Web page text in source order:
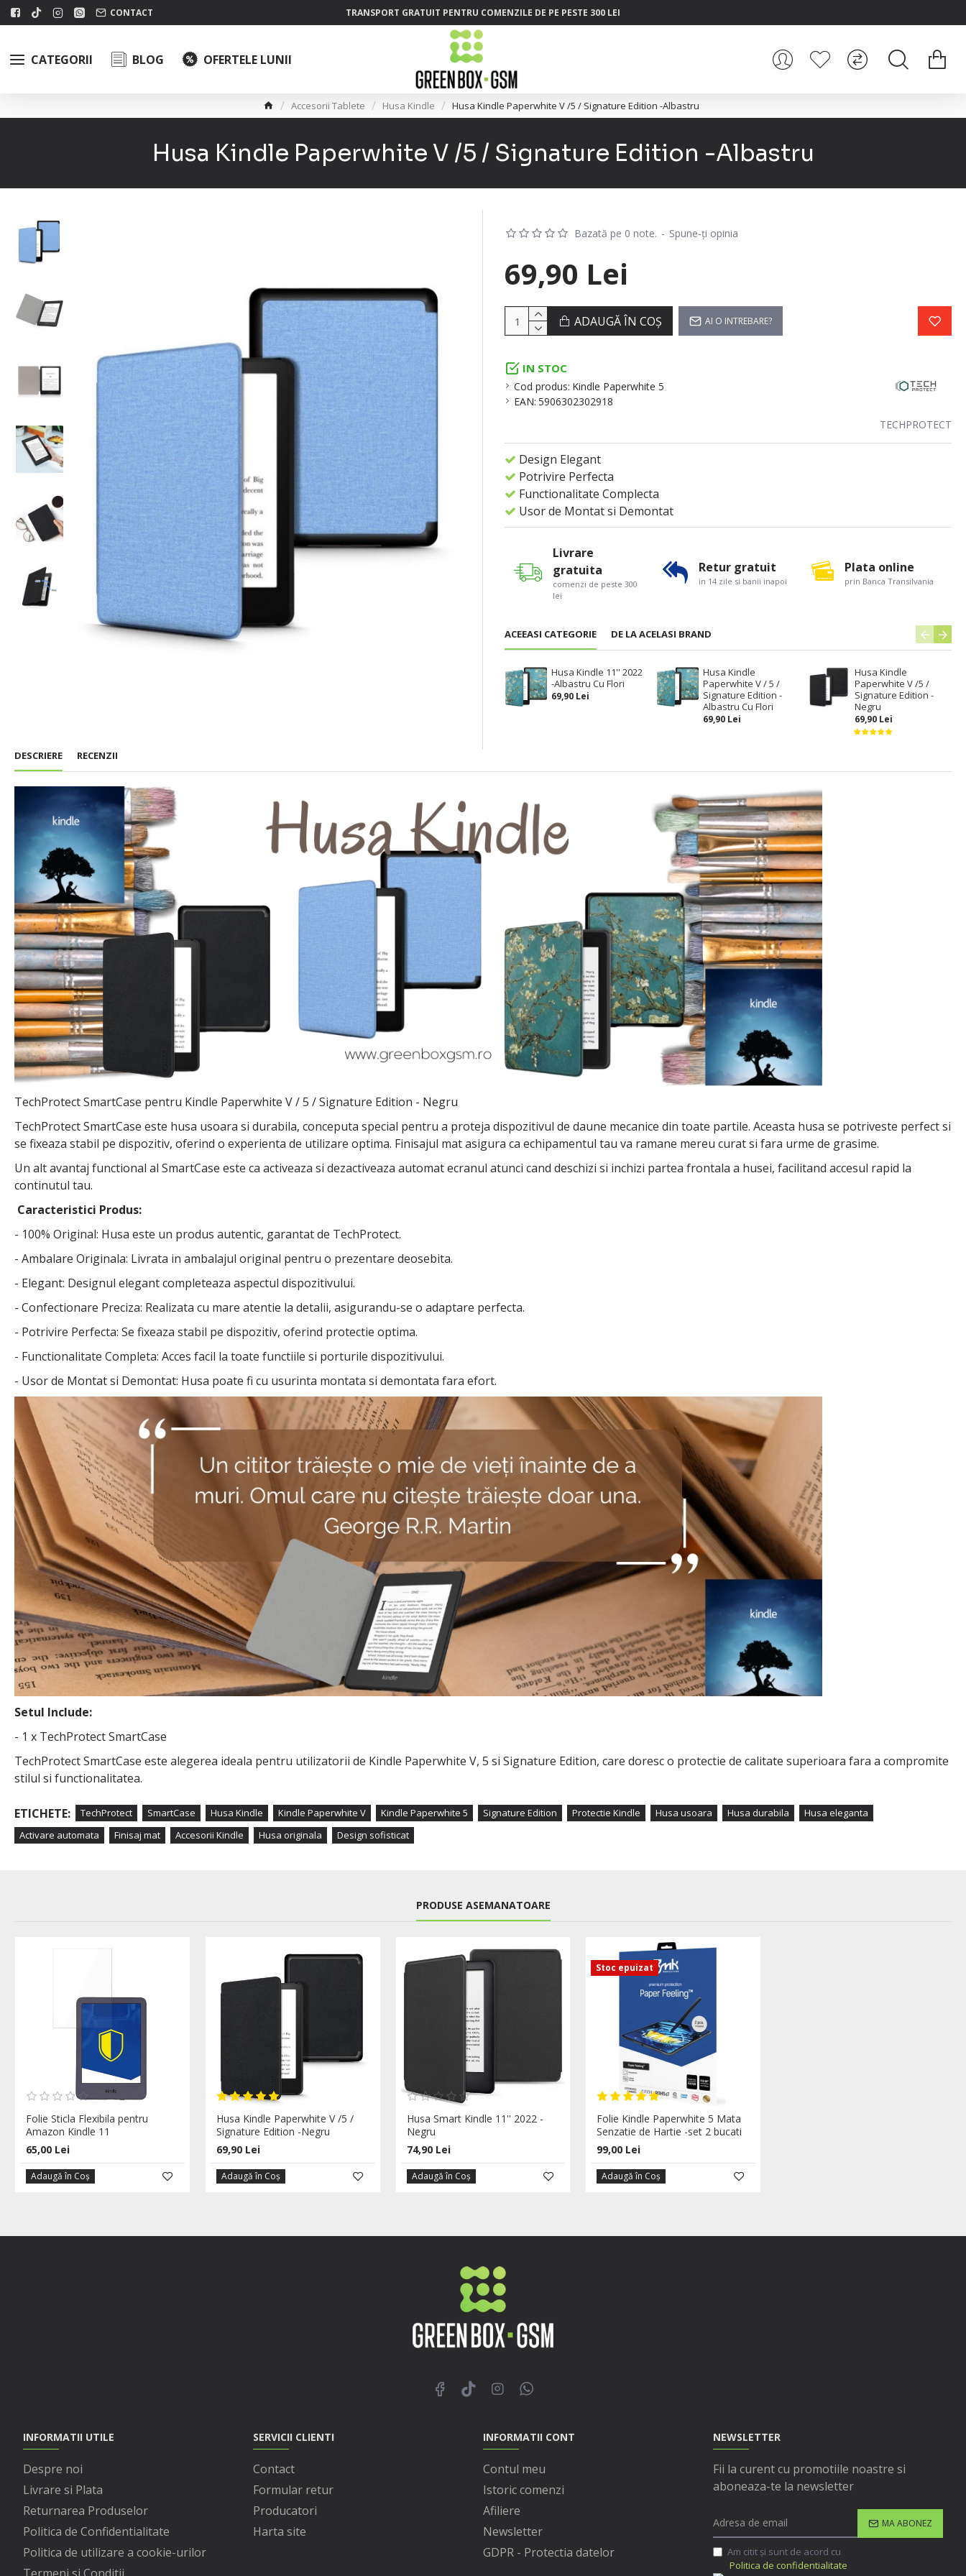
CONTACT TRANSPORT GRATUIT PENTRU COMENZILE DE PE PESTE 300 LEI
CATEGORII BLOG OFERTELE LUNII
Accesorii Tablete Husa Kindle Husa Kindle Paperwhite V /5 / Signature Edition -Albastru
Husa Kindle Paperwhite V /5 / Signature Edition -Albastru
IN STOC
Cod produs: Kindle Paperwhite 5
EAN: 5906302302918
TECHPROTECT
Design Elegant
Potrivire Perfecta
Functionalitate Complecta
Usor de Montat si Demontat
Bazată pe 0 note. - Spune-ţi opinia
69,90 Lei
ADAUGĂ ÎN COŞ AI O INTREBARE?
ACEEASI CATEGORIE DE LA ACELASI BRAND
Husa Kindle 11'' 2022
-Albastru Cu Flori
69,90 Lei
Husa Kindle
Paperwhite V / 5 /
Signature Edition -
Albastru Cu Flori
69,90 Lei
Husa Kindle
Paperwhite V /5 /
Signature Edition -
Negru
69,90 Lei
Livrare
gratuita
comenzi de peste 300
lei
Retur gratuit
in 14 zile si banii inapoi
Plata online
prin Banca Transilvania
DESCRIERE RECENZII
TechProtect SmartCase pentru Kindle Paperwhite V / 5 / Signature Edition - Negru
TechProtect SmartCase este husa usoara si durabila, conceputa special pentru a proteja dispozitivul de daune mecanice din toate partile. Aceasta husa se potriveste perfect si
se fixeaza stabil pe dispozitiv, oferind o experienta de utilizare optima. Finisajul mat asigura ca echipamentul tau va ramane mereu curat si fara urme de grasime.
Un alt avantaj functional al SmartCase este ca activeaza si dezactiveaza automat ecranul atunci cand deschizi si inchizi partea frontala a husei, facilitand accesul rapid la
continutul tau.
Caracteristici Produs:
- 100% Original: Husa este un produs autentic, garantat de TechProtect.
- Ambalare Originala: Livrata in ambalajul original pentru o prezentare deosebita.
- Elegant: Designul elegant completeaza aspectul dispozitivului.
- Confectionare Preciza: Realizata cu mare atentie la detalii, asigurandu-se o adaptare perfecta.
- Potrivire Perfecta: Se fixeaza stabil pe dispozitiv, oferind protectie optima.
- Functionalitate Completa: Acces facil la toate functiile si porturile dispozitivului.
- Usor de Montat si Demontat: Husa poate fi cu usurinta montata si demontata fara efort.
Setul Include:
- 1 x TechProtect SmartCase
TechProtect SmartCase este alegerea ideala pentru utilizatorii de Kindle Paperwhite V, 5 si Signature Edition, care doresc o protectie de calitate superioara fara a compromite
stilul si functionalitatea.
ETICHETE: TechProtect SmartCase Husa Kindle Kindle Paperwhite V Kindle Paperwhite 5 Signature Edition Protectie Kindle Husa usoara Husa durabila
Husa eleganta
Activare automata
Finisaj mat Accesorii Kindle Husa originala Design sofisticat
PRODUSE ASEMANATOARE
Folie Sticla Flexibila pentru
Amazon Kindle 11
65,00 Lei
Adaugă în Coş
Husa Kindle Paperwhite V /5 /
Signature Edition -Negru
69,90 Lei
Adaugă în Coş
Husa Smart Kindle 11'' 2022 -
Negru
74,90 Lei
Adaugă în Coş
Stoc epuizat
Folie Kindle Paperwhite 5 Mata
Senzatie de Hartie -set 2 bucati
99,00 Lei
Adaugă în Coş
INFORMATII UTILE
Despre noi
Livrare si Plata
Returnarea Produselor
Politica de Confidentialitate
Politica de utilizare a cookie-urilor
Termeni si Conditii
SERVICII CLIENTI
Contact
Formular retur
Producatori
Harta site
INFORMATII CONT
Contul meu
Istoric comenzi
Afiliere
Newsletter
GDPR - Protectia datelor
NEWSLETTER
Fii la curent cu promotiile noastre si
aboneaza-te la newsletter
MA ABONEZ
Am citit şi sunt de acord cu
Politica de confidentialitate